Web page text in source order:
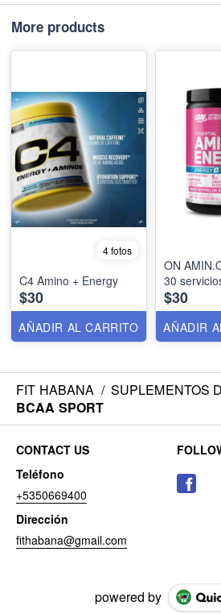
More products
4 fotos
C4 Amino + Energy
$30
AÑADIR AL CARRITO
ON
30
$30
AÑADIR
FIT HABANA / SUPLEMENTOS
BCAA SPORT
CONTACT US
Teléfono
+5350669400
Dirección
fithabana@gmail.com
powered by